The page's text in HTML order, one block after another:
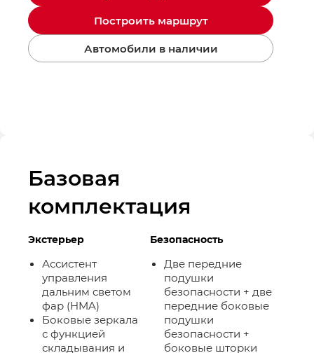
Построить маршрут
Автомобили в наличии
Базовая
комплектация
Экстерьер
Ассистент
управления
дальним светом
фар (HMA)
Боковые зеркала
с функцией
складывания и
Безопасность
Две передние
подушки
безопасности + две
передние боковые
подушки
безопасности +
боковые шторки